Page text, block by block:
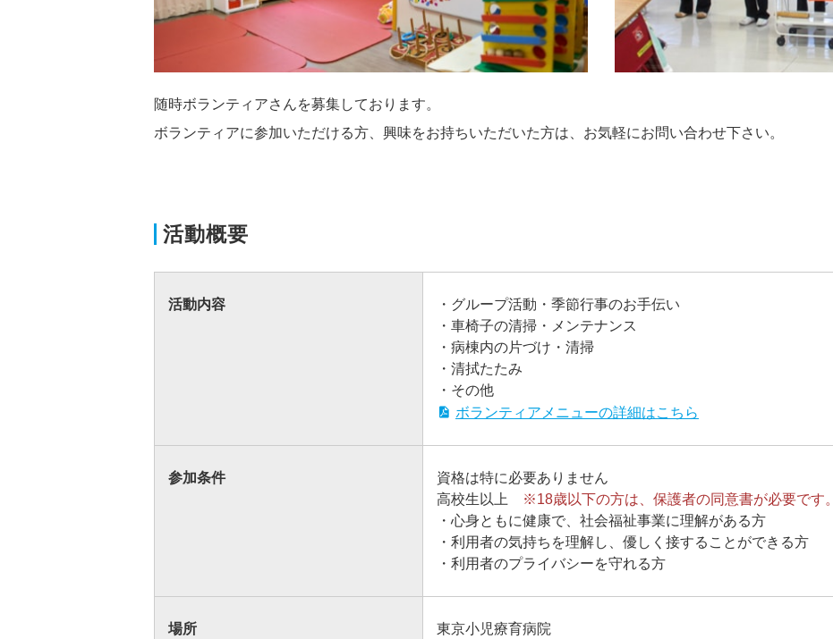
随時ボランティアさんを募集しております。
ボランティアに参加いただける方、興味をお持ちいただいた方は、お気軽にお問い合わせ下さい。
活動概要
活動内容
・グループ活動・季節行事のお手伝い
・車椅子の清掃・メンテナンス
・病棟内の片づけ・清掃
・清拭たたみ
・その他
ボランティアメニューの詳細はこちら
参加条件
資格は特に必要ありません
高校生以上
※18歳以下の方は、保護者の同意書が必要です。
・心身ともに健康で、社会福祉事業に理解がある方
・利用者の気持ちを理解し、優しく接することができる方
・利用者のプライバシーを守れる方
場所
東京小児療育病院